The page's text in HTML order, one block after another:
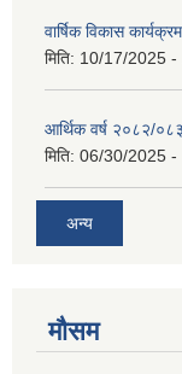
वार्षिक विकास
मिति: 10/17/2025 -
आर्थिक वर्ष २०८२/०८३
मिति: 06/30/2025 -
अन्य
मौसम